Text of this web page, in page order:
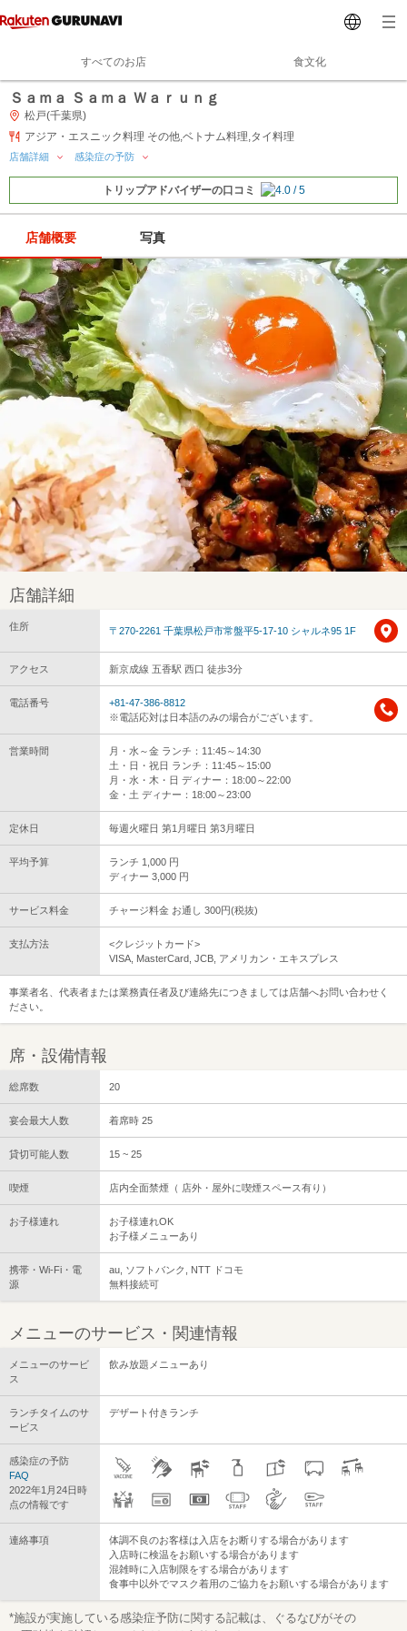
すべてのお店 食文化
Ｓａｍａ Ｓａｍａ Ｗａｒｕｎｇ
松戸(千葉県)
アジア・エスニック料理 その他,ベトナム料理,タイ料理
店舗詳細 感染症の予防
トリップアドバイザーの口コミ
店舗概要 写真
店舗詳細
住所 〒270-2261 千葉県松戸市常盤平5-17-10 シャルネ95 1F
アクセス 新京成線 五香駅 西口 徒歩3分
電話番号
+81-47-386-8812
※電話応対は日本語のみの場合がございます。
営業時間
月・水～金 ランチ：11:45～14:30
土・日・祝日 ランチ：11:45～15:00
月・水・木・日 ディナー：18:00～22:00
金・土 ディナー：18:00～23:00
定休日 毎週火曜日 第1月曜日 第3月曜日
平均予算
ランチ 1,000 円
ディナー 3,000 円
サービス料金 チャージ料金 お通し 300円(税抜)
支払方法
<クレジットカード>
VISA, MasterCard, JCB, アメリカン・エキスプレス
事業者名、代表者または業務責任者及び連絡先につきましては店舗へお問い合わせく
ださい。
席・設備情報
総席数 20
宴会最大人数 着席時 25
貸切可能人数 15 ~ 25
喫煙 店内全面禁煙（ 店外・屋外に喫煙スペース有り）
お子様連れ
お子様連れOK
お子様メニューあり
携帯・Wi-Fi・電
源
au, ソフトバンク, NTT ドコモ
無料接続可
メニューのサービス・関連情報
メニューのサービ
ス
飲み放題メニューあり
ランチタイムのサ
ービス
デザート付きランチ
感染症の予防
FAQ
2022年1月24日時
点の情報です
連絡事項
体調不良のお客様は入店をお断りする場合があります
入店時に検温をお願いする場合があります
混雑時に入店制限をする場合があります
食事中以外でマスク着用のご協力をお願いする場合があります
*施設が実施している感染症予防に関する記載は、ぐるなびがその